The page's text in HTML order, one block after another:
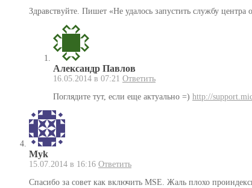
Здравствуйте. Пишет «Не удалось запустить службу
Александр Павлов
16.05.2014 в 07:21 Ответить
Поглядите тут, если еще актуально =) http://
Myk
15.07.2014 в 16:16 Ответить
Спасибо за совет как включить MSE. Жаль плохо